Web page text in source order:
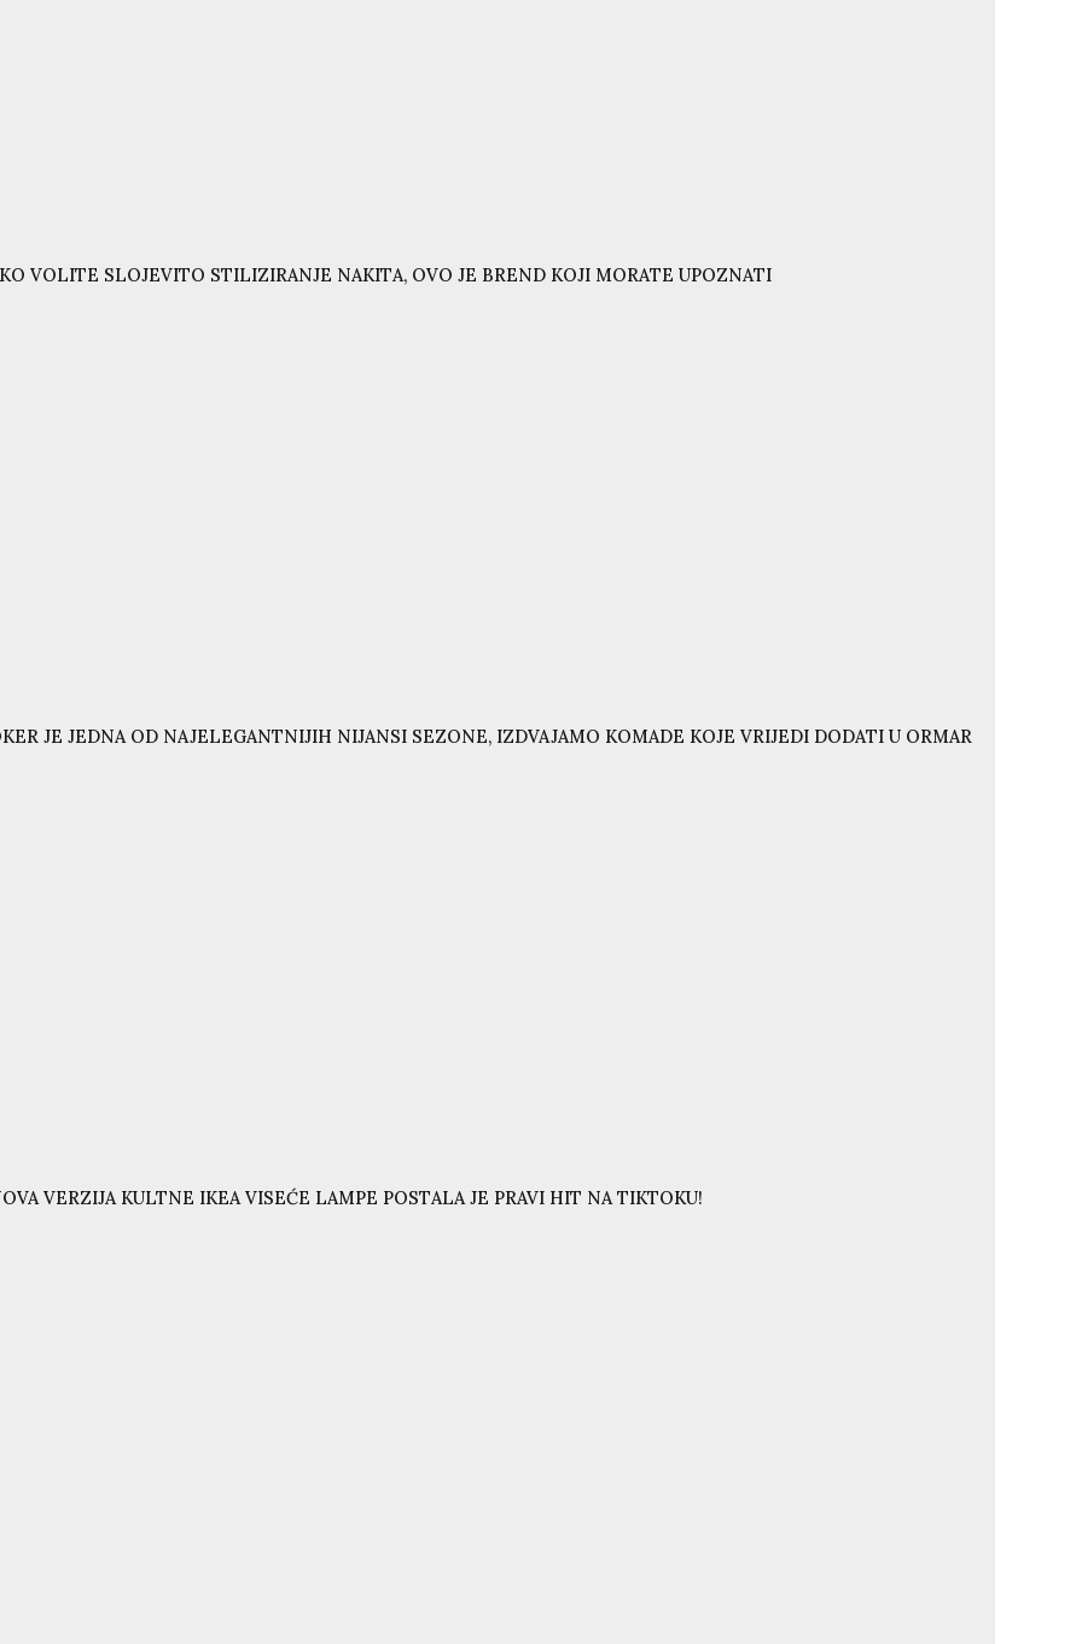
VOLITE SLOJEVITO STILIZIRANJE NAKITA, OVO JE BREND KOJI MORATE UPOZNATI
JE JEDNA OD NAJELEGANTNIJIH NIJANSI SEZONE, IZDVAJAMO KOMADE KOJE VRIJEDI DODATI U ORMAR
VERZIJA KULTNE IKEA VISEĆE LAMPE POSTALA JE PRAVI HIT NA TIKTOKU!